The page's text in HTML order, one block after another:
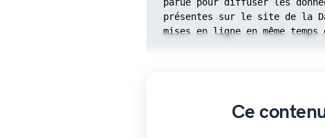
présentes sur le site de la
mises en ligne en même temps
Ce